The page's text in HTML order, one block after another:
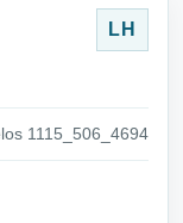
LH
1115_506_4694